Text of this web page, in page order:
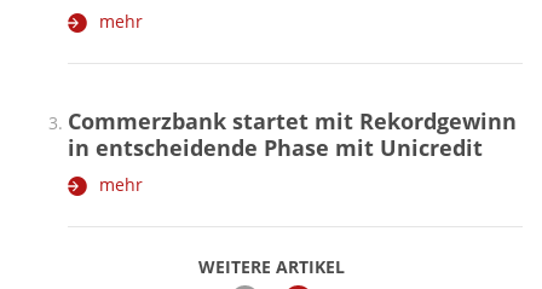
WEITERE ARTIKEL
zurückweiter
mehr
Commerzbank startet mit Rekordgewinn
in entscheidende Phase mit Unicredit
mehr